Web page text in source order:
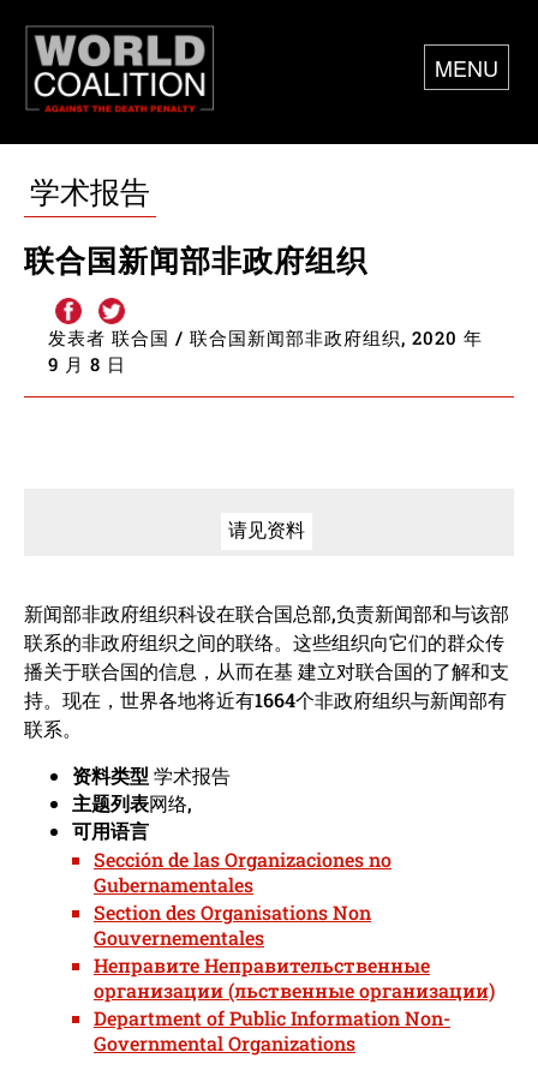
MENU
学术报告
联合国新闻部非政府组织
发表者 联合国 / 联合国新闻部非政府组织, 2020 年
9 月 8 日
请见资料
新闻部非政府组织科设在联合国总部,负责新闻部和与该部
联系的非政府组织之间的联络。这些组织向它们的群众传
播关于联合国的信息，从而在基 建立对联合国的了解和支
持。现在，世界各地将近有1664个非政府组织与新闻部有
联系。
资料类型 学术报告
主题列表网络,
可用语言
Sección de las Organizaciones no
Gubernamentales
Section des Organisations Non
Gouvernementales
Неправите Неправительственные
организации (льственные организации)
Department of Public Information Non-
Governmental Organizations